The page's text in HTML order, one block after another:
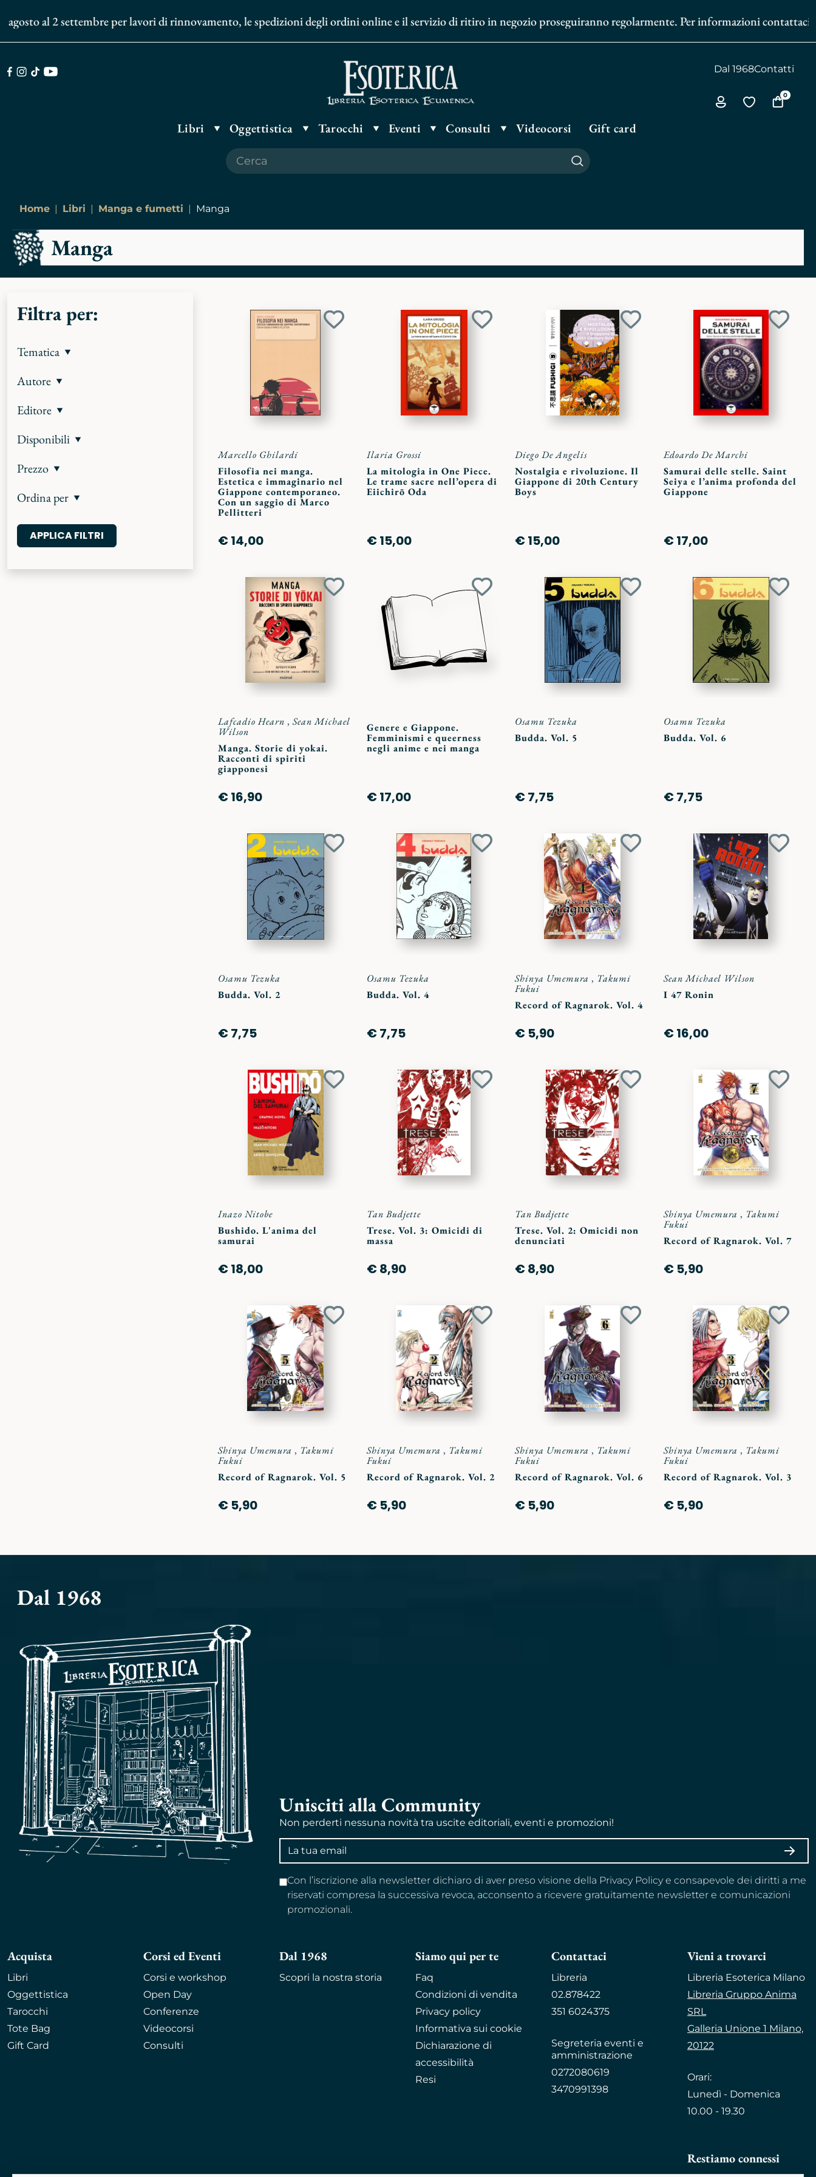
al 2 settembre per lavori di rinnovamento, le spedizioni degli ordini online e il servizio di ritiro in negozio proseguiranno regolarmente. Per informazioni contattaci al
Dal 1968Contatti
Via
Vai
Vai
0
Libri Oggettistica Tarocchi Eventi Consulti Videocorsi Gift card
Cerca
Home Libri Manga e fumetti Manga
Manga
Filtra per:
Tematica
Autore
Editore
Disponibili
Prezzo
Ordina per
Aggiungi
Marcello Ghilardi
Filosofia nei manga.
Estetica e immaginario nel
Giappone contemporaneo.
Con un saggio di Marco
Pellitteri
€ 14,00
Aggiungi
Ilaria Grossi
La mitologia in One Piece.
Le trame sacre nell’opera di
Eiichirō Oda
€ 15,00
Aggiungi
Diego De Angelis
Nostalgia e rivoluzione. Il
Giappone di 20th Century
Boys
€ 15,00
Edoardo De Marchi
Samurai delle stelle. Saint
Seiya e l’anima profonda del
Giappone
€ 17,00
Aggiungi
Lafcadio Hearn ,Sean Michael
Wilson
Manga. Storie di yokai.
Racconti di spiriti
giapponesi
€ 16,90
Aggiungi
preferiti
Genere e Giappone.
Femminismi e queerness
negli anime e nei manga
€ 17,00
Aggiungi
Osamu Tezuka
Budda. Vol. 5
€ 7,75
Osamu Tezuka
Budda. Vol. 6
€ 7,75
Aggiungi
Osamu Tezuka
Budda. Vol. 2
€ 7,75
Aggiungi
Osamu Tezuka
Budda. Vol. 4
€ 7,75
Aggiungi
Shinya Umemura , Takumi
Fukui
Record of Ragnarok. Vol. 4
€ 5,90
Sean Michael Wilson
I 47 Ronin
€ 16,00
Aggiungi
Inazo Nitobe
Bushido. L'anima del
samurai
€ 18,00
Aggiungi
Tan Budjette
Trese. Vol. 3: Omicidi di
massa
€ 8,90
Aggiungi
Tan Budjette
Trese. Vol. 2: Omicidi non
denunciati
€ 8,90
Shinya Umemura , Takumi
Fukui
Record of Ragnarok. Vol. 7
€ 5,90
Aggiungi
Shinya Umemura , Takumi
Fukui
Record of Ragnarok. Vol. 5
€ 5,90
Aggiungi
Shinya Umemura , Takumi
Fukui
Record of Ragnarok. Vol. 2
€ 5,90
Aggiungi
Shinya Umemura , Takumi
Fukui
Record of Ragnarok. Vol. 6
€ 5,90
Shinya Umemura , Takumi
Fukui
Record of Ragnarok. Vol. 3
€ 5,90
Dal 1968
Unisciti alla Community
Non perderti nessuna novità tra uscite editoriali, eventi e promozioni!
Indirizzo
email
Con l’iscrizione alla newsletter dichiaro di aver preso visione della Privacy Policy e consapevole dei diritti a me
riservati compresa la successiva revoca, acconsento a ricevere gratuitamente newsletter e comunicazioni
promozionali.
Acquista
Libri
Oggettistica
Tarocchi
Tote Bag
Gift Card
Corsi ed Eventi
Corsi e workshop
Open Day
Conferenze
Videocorsi
Consulti
Dal 1968
Scopri la nostra storia
Siamo qui per te
Faq
Condizioni di vendita
Privacy policy
Informativa sui cookie
Dichiarazione di
accessibilità
Resi
Contattaci
Libreria
02.878422
351 6024375
Segreteria eventi e
amministrazione
0272080619
3470991398
Vieni a trovarci
Libreria Esoterica Milano
Libreria Gruppo Anima
SRL
Galleria Unione 1 Milano,
20122
Orari:
Lunedì - Domenica
10.00 - 19.30
Restiamo connessi